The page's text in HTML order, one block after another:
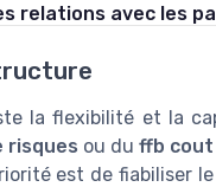
relations avec les
la flexibilité et la
risques ou du ffb cout
est de fiabiliser le